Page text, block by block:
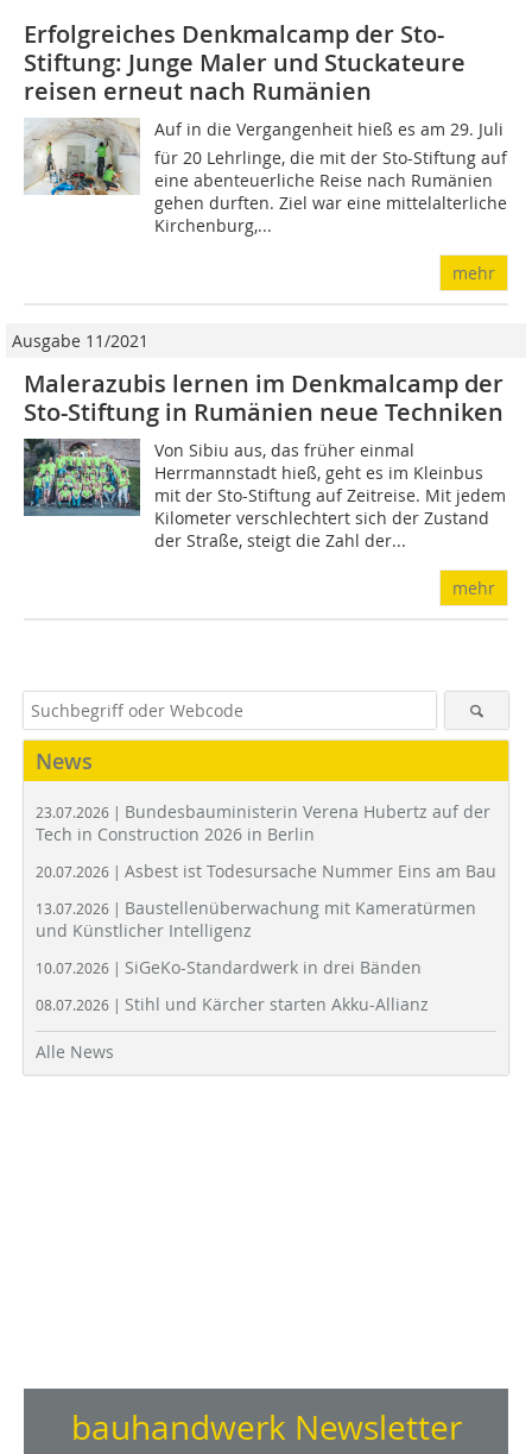
Erfolgreiches Denkmalcamp der Sto-
Stiftung: Junge Maler und Stuckateure
reisen erneut nach Rumänien
Auf in die Vergangenheit hieß es am 29. Juli
für 20 Lehrlinge, die mit der Sto-Stiftung auf
eine abenteuerliche Reise nach Rumänien
gehen durften. Ziel war eine mittelalterliche
Kirchenburg,...
mehr
Ausgabe 11/2021
Malerazubis lernen im Denkmalcamp der
Sto-Stiftung in Rumänien neue Techniken
Von Sibiu aus, das früher einmal
Herrmannstadt hieß, geht es im Kleinbus
mit der Sto-Stiftung auf Zeitreise. Mit jedem
Kilometer verschlechtert sich der Zustand
der Straße, steigt die Zahl der...
mehr
News
23.07.2026 | Bundesbauministerin Verena Hubertz auf der
Tech in Construction 2026 in Berlin
20.07.2026 | Asbest ist Todesursache Nummer Eins am Bau
13.07.2026 | Baustellenüberwachung mit Kameratürmen
und Künstlicher Intelligenz
10.07.2026 | SiGeKo-Standardwerk in drei Bänden
08.07.2026 | Stihl und Kärcher starten Akku-Allianz
Alle News
bauhandwerk Newsletter